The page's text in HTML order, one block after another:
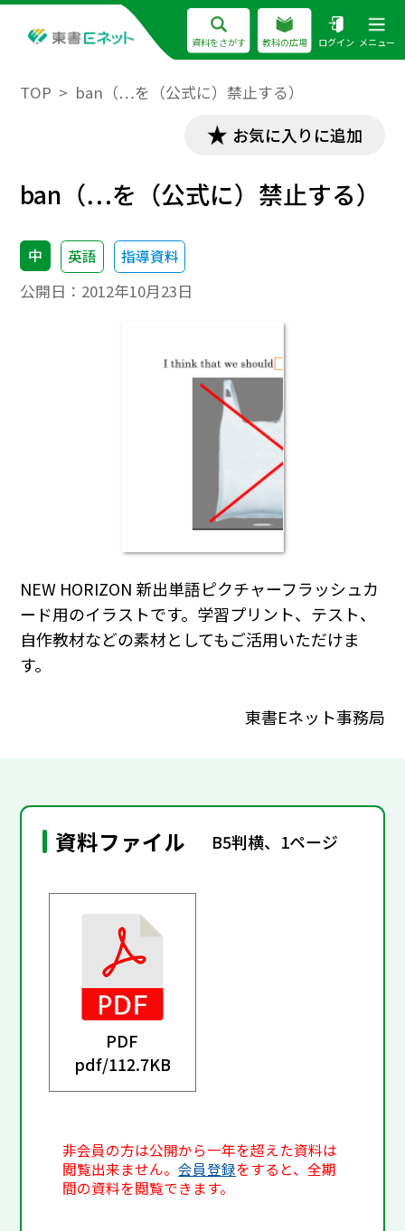
資料をさがす 教科の広場 ログイン メニュー
TOP ban（…を（公式に）禁止する）
お気に入りに追加
ban（…を（公式に）禁止する）
中 英語 指導資料
公開日： 2012年10月23日
NEW HORIZON 新出単語ピクチャーフラッシュカ
ード用のイラストです。学習プリント、テスト、
自作教材などの素材としてもご活用いただけま
す。
東書Eネット事務局
資料ファイル B5判横、1ページ
PDF
pdf/112.7KB
非会員の方は公開から一年を超えた資料は
閲覧出来ません。会員登録をすると、全期
間の資料を閲覧できます。